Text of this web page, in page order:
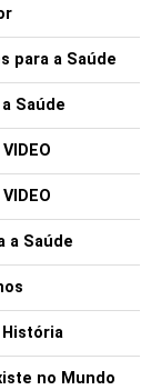
para a Saúde
Saúde
a Saúde
História
no Mundo